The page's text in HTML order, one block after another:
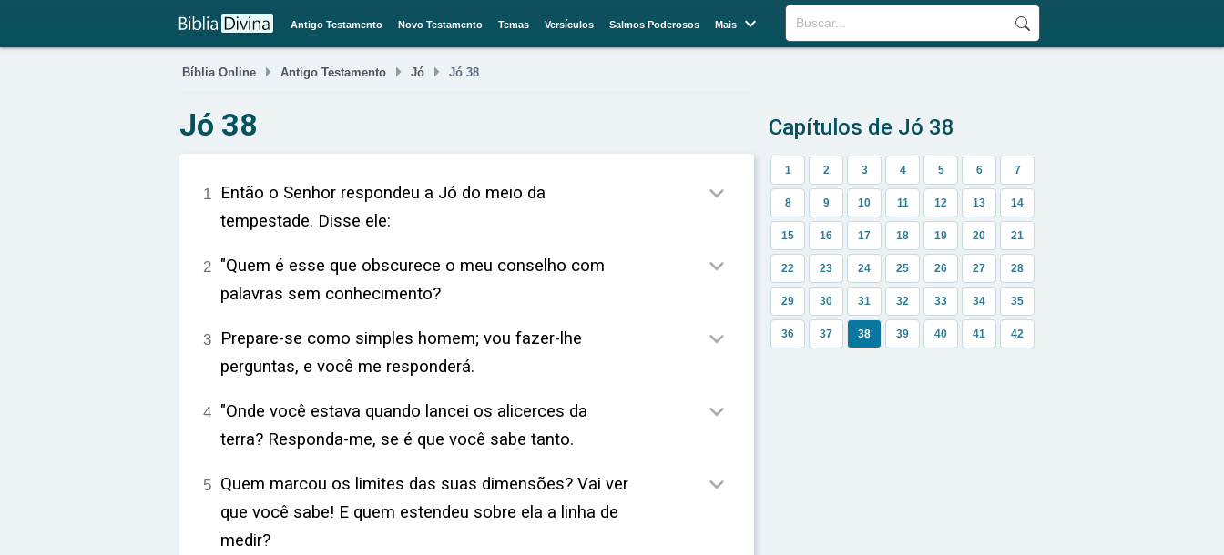
Buscar
Antigo Testamento Novo Testamento Temas Versículos Salmos Poderosos Mais 
Bíblia Online  Antigo Testamento  Jó  Jó 38
Jó 38
1 Então o Senhor respondeu a Jó do meio da
tempestade. Disse ele:

2 "Quem é esse que obscurece o meu conselho com
palavras sem conhecimento?

3 Prepare-se como simples homem; vou fazer-lhe
perguntas, e você me responderá.

4 "Onde você estava quando lancei os alicerces da
terra? Responda-me, se é que você sabe tanto.

5 Quem marcou os limites das suas dimensões? Vai ver
que você sabe! E quem estendeu sobre ela a linha de
medir?

Capítulos de Jó 38
1 2 3 4 5 6 7
8 9 10 11 12 13 14
15 16 17 18 19 20 21
22 23 24 25 26 27 28
29 30 31 32 33 34 35
36 37 38 39 40 41 42